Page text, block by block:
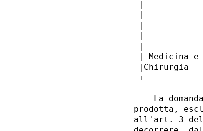
|
|
|
|
|
| Medicina
|Chirurgia
La
prodotta,
all'art. 3 del